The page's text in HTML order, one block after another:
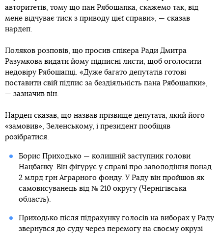
авторитетів, тому що пан Рябошапка, скажемо так, від
мене відчуває тиск з приводу цієї справи», — сказав
нардеп.
Поляков розповів, що просив спікера Ради Дмитра
Разумкова видати йому підписні листи, щоб оголосити
недовіру Рябошапці. «Дуже багато депутатів готові
поставити свій підпис за бездіяльність пана Рябошапки»,
— зазначив він.
Нардеп сказав, що назвав прізвище депутата, який його
«замовив», Зеленському, і президент пообіцяв
розібратися.
Борис Приходько — колишній заступник голови
Нацбанку. Він фігурує у справі про заволодіння понад
2 млрд грн Аграрного фонду. У Раду він пройшов як
самовисуванець від № 210 округу (Чернігівська
область).
Приходько після підрахунку голосів на виборах у Раду
звернувся до суду через перемогу на своєму окрузі